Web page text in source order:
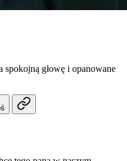
głowę i opanowane